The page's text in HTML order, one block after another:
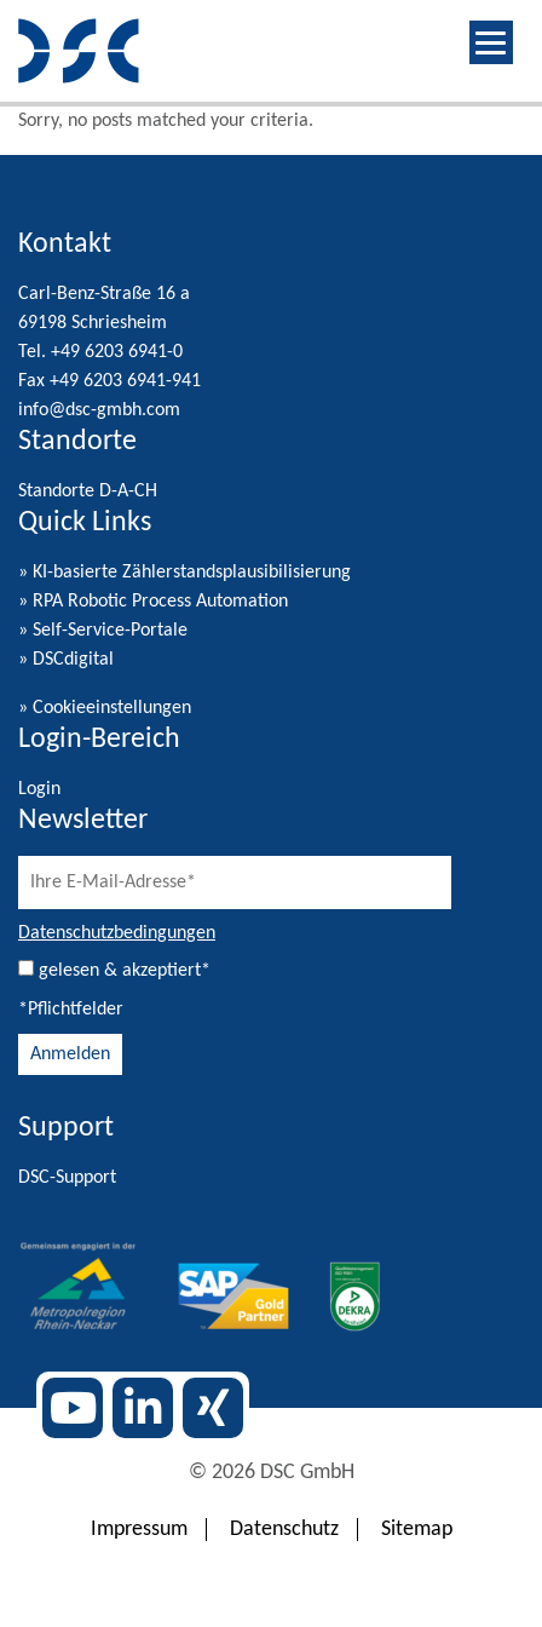
Sorry, no posts matched your criteria.
Kontakt
Carl-Benz-Straße 16 a
69198 Schriesheim
Tel. +49 6203 6941-0
Fax +49 6203 6941-941
info@dsc-gmbh.com
Standorte
Standorte D-A-CH
Quick Links
» KI-basierte Zählerstandsplausibilisierung
» RPA Robotic Process Automation
» Self-Service-Portale
» DSCdigital
» Cookieeinstellungen
Login-Bereich
Login
Newsletter
Datenschutzbedingungen
gelesen & akzeptiert*
*Pflichtfelder
Alternative:
Support
DSC-Support
© 2026 DSC GmbH
Impressum Datenschutz Sitemap